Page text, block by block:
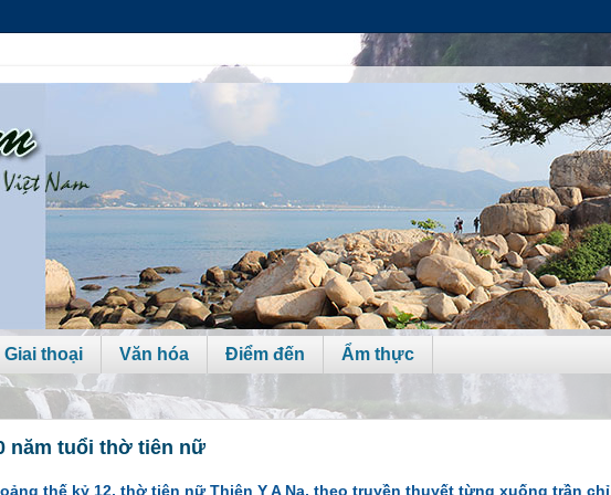
thoại Văn hóa Điểm đến Ẩm thực
năm tuổi thờ tiên nữ
thế kỷ 12, thờ tiên nữ Thiên Y A Na, theo truyền thuyết từng xuống trần chỉ